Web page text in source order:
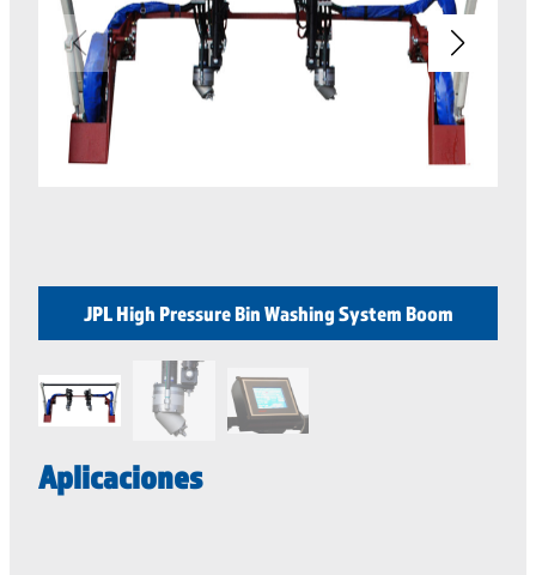
JPL High Pressure Bin Washing System Boom
Aplicaciones